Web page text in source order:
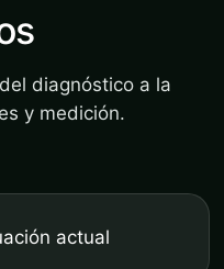
diagnóstico a la
y medición.
actual